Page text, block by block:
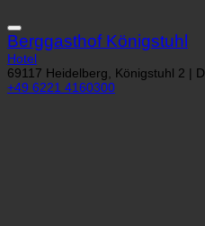
Berggasthof Königstuhl
Hotel
69117 Heidelberg, Königstuhl 2 |
+49 6221 4160300